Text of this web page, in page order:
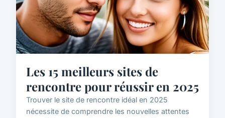
Les 15 meilleurs sites de
rencontre pour réussir en 2025
Trouver le site de rencontre idéal en 2025
nécessite de comprendre les nouvelles attentes